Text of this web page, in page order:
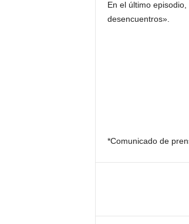
En el último
desencuentros».
*Comunicado de